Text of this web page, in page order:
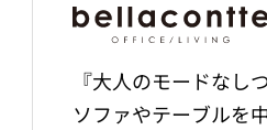
『大人のモードなし
ソファやテーブルを